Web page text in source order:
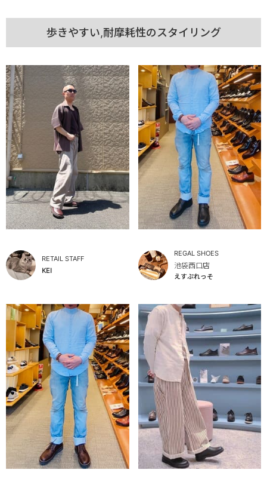
歩きやすい,耐摩耗性のスタイリング
RETAIL STAFF
KEI
REGAL SHOES
池袋西口店
えすぷれっそ